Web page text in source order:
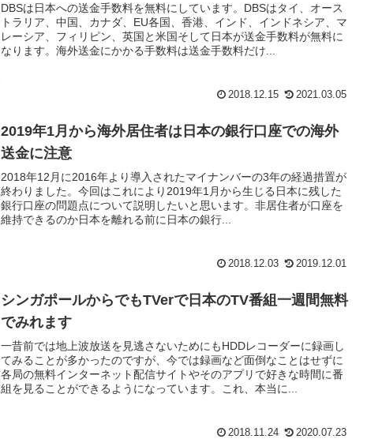
DBSは日本への送金手数料を無料にしています。DBSはタイ、オース
トラリア、中国、カナダ、EU各国、香港、インド、インドネシア、マ
レーシア、フィリピン、英国と米国そして日本が送金手数料が無料に
なります。海外送金にかかる手数料は送金手数料だけ...
2018.12.15 2021.03.05
2019年1月から海外居住者は日本の銀行口座での海外
送金に注意
2018年12月に2016年より導入されたマイナンバーの3年の経過措置が
終わりました。今回はこれにより2019年1月から生じる日本に残した
銀行口座の問題点について説明したいと思います。非居住者が口座を
維持できるのか日本を離れる前に日本の銀行...
2018.12.03 2019.12.01
シンガポールからでもTVerで日本のTV番組一週間無料
でみれます
一昔前では地上波放送を見逃さないためにもHDDレコーダーに録画し
てみることが多かったのですが、今では録画など面倒なことはせずに
各局の無料インターネット配信サイトやそのアプリで好きな時間に番
組を見ることができるようになっています。これ、本当に...
2018.11.24 2020.07.23